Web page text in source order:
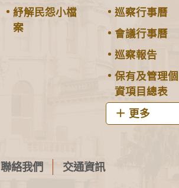
紓解民怨小檔
案
巡察行事曆
會議行事曆
巡察報告
保有及管理個
資項目總表
更多
聯絡我們 交通資訊